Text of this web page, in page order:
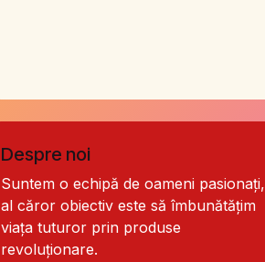
Despre noi
Suntem o echipă de oameni pasionați,
al căror obiectiv este să îmbunătățim
viața tuturor prin produse
revoluționare.